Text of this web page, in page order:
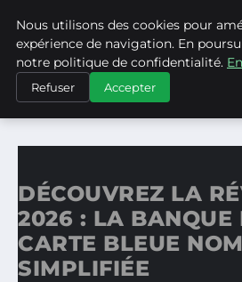
ASVPP
ACCUEIL
DÉCOUVREZ LA RÉVOLUTION 2026 :
DÉCOUVREZ LA
2026 : LA BANQUE
CARTE BLEUE
SIMPLIFIÉE
Nous utilisons des cookies pour
expérience de navigation. En
notre politique de confidentialité.
Refuser Accepter